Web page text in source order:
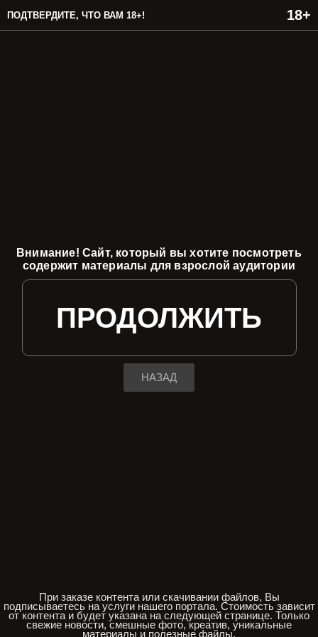
ПОДТВЕРДИТЕ, ЧТО ВАМ 18+!
Внимание! Сайт, который вы хотите посмотреть
содержит материалы для взрослой аудитории
ПРОДОЛЖИТЬ
НАЗАД
При заказе контента или скачивании файлов, Вы
подписываетесь на услуги нашего портала. Стоимость зависит
от контента и будет указана на следующей странице. Только
свежие новости, смешные фото, креатив, уникальные
материалы и полезные файлы.